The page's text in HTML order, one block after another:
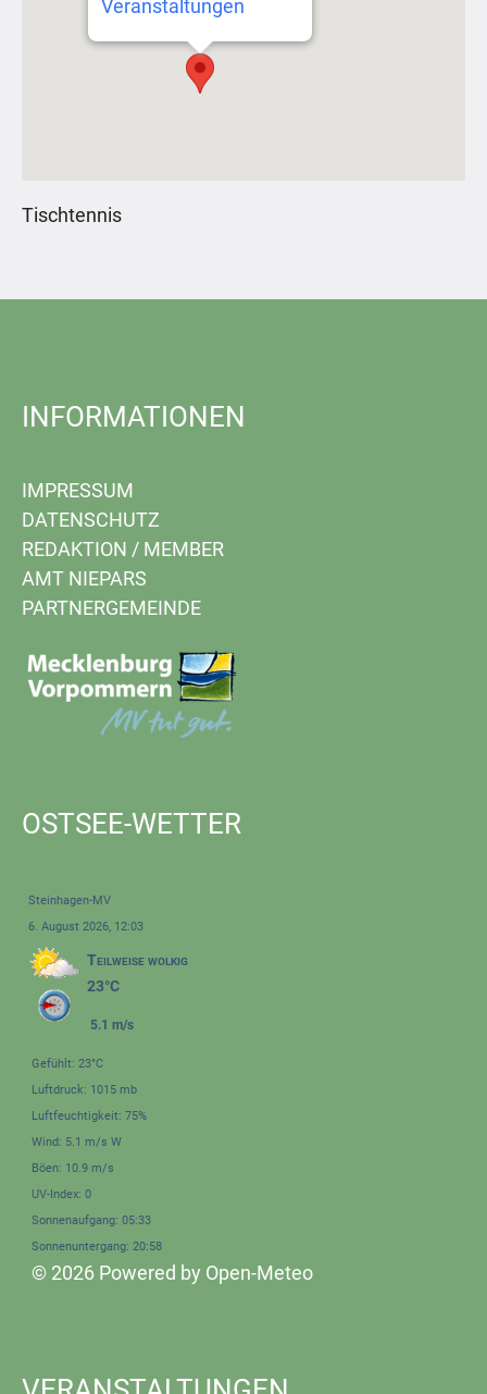
Veranstaltungen
Tischtennis
INFORMATIONEN
IMPRESSUM
DATENSCHUTZ
REDAKTION / MEMBER
AMT NIEPARS
PARTNERGEMEINDE
OSTSEE-WETTER
Steinhagen-MV
6. August 2026, 12:03
Teilweise wolkig
23°C
5.1 m/s
Gefühlt: 23°C
Luftdruck: 1015 mb
Luftfeuchtigkeit: 75%
Wind: 5.1 m/s W
Böen: 10.9 m/s
UV-Index: 0
Sonnenaufgang: 05:33
Sonnenuntergang: 20:58
© 2026 Powered by Open-Meteo